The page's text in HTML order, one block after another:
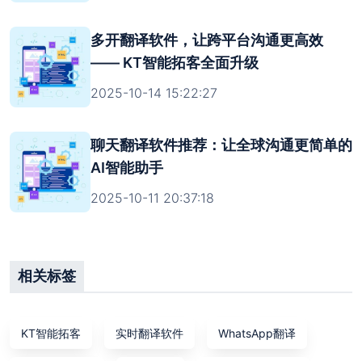
多开翻译软件，让跨平台沟通更高效
—— KT智能拓客全面升级
2025-10-14 15:22:27
聊天翻译软件推荐：让全球沟通更简单的
AI智能助手
2025-10-11 20:37:18
相关标签
KT智能拓客 实时翻译软件 WhatsApp翻译